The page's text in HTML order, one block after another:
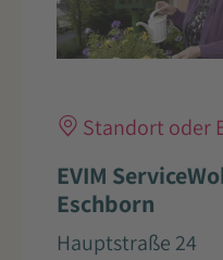
Standort oder
EVIM
Eschborn
Hauptstraße 24